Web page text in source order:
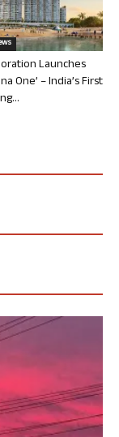
Launches
One’ – India’s First